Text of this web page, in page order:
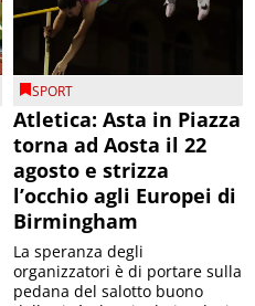
SPORT
Atletica: Asta in Piazza
torna ad Aosta il 22
agosto e strizza
l’occhio agli Europei di
Birmingham
La speranza degli
organizzatori è di portare sulla
pedana del salotto buono